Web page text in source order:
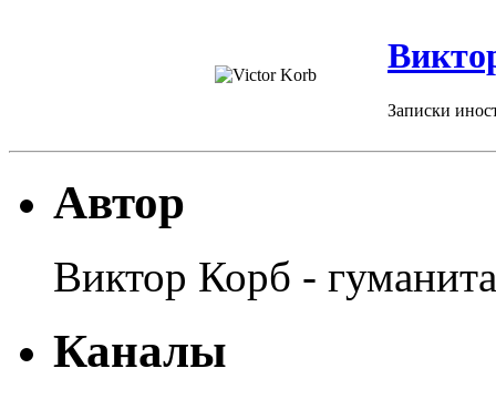
Записки
Автор
Виктор Корб -
Каналы